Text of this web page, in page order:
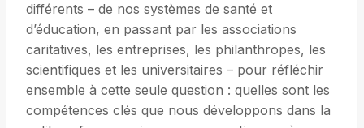
différents – de nos systèmes de santé et
d’éducation, en passant par les associations
caritatives, les entreprises, les philanthropes, les
scientifiques et les universitaires – pour réfléchir
ensemble à cette seule question : quelles sont les
compétences clés que nous développons dans la